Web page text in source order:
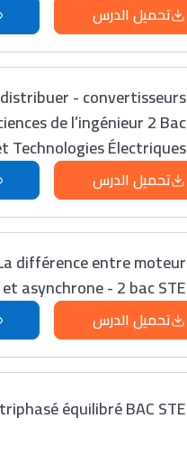
تحميل الدرس
- convertisseurs
de l’ingénieur 2 Bac
Technologies Électriques
تحميل الدرس
différence entre moteur
asynchrone - 2 bac STE
تحميل الدرس
équilibré BAC STE